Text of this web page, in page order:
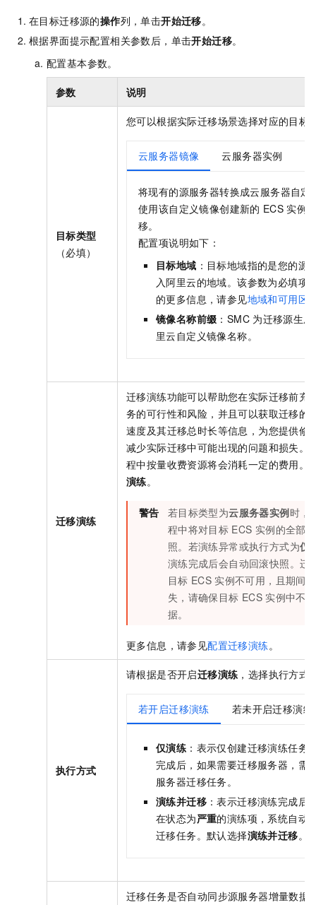
在目标迁移源的操作列，单击开始迁移。
根据界面提示配置相关参数后，单击开始迁移。
配置基本参数。
参数 说明
目标类型
（必填）
您可以根据实际迁移场景选择对应的目标
云服务器镜像 云服务器实例
将现有的源服务器转换成云服务器自定
使用该自定义镜像创建新的 ECS 实例
移。
配置项说明如下：
目标地域 ：目标地域指的是您的源
入阿里云的地域。该参数为必填项
的更多信息，请参见地域和可用区
镜像名称前缀 ：SMC 为迁移源生
里云自定义镜像名称。
迁移演练
迁移演练功能可以帮助您在实际迁移前充
务的可行性和风险，并且可以获取迁移的
速度及其迁移总时长等信息，为您提供修
减少实际迁移中可能出现的问题和损失。
程中按量收费资源将会消耗一定的费用。
演练。
警告 若目标类型为云服务器实例时，
程中将对目标 ECS 实例的全部
照。若演练异常或执行方式为仅
演练完成后会自动回滚快照。迁
目标 ECS 实例不可用，且期间
失，请确保目标 ECS 实例中不
据。
更多信息，请参见配置迁移演练。
执行方式
请根据是否开启迁移演练 ，选择执行方式
若开启迁移演练 若未开启迁移演练
仅演练 ：表示仅创建迁移演练任务
完成后，如果需要迁移服务器，需
服务器迁移任务。
演练并迁移 ：表示迁移演练完成后
在状态为严重的演练项，系统自动
迁移任务。默认选择演练并迁移。
迁移任务是否自动同步源服务器增量数据